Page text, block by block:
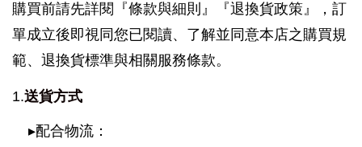
購買前請先詳閱『條款與細則』『退換貨政策』，訂
單成立後即視同您已閱讀、了解並同意本店之購買規
範、退換貨標準與相關服務條款。
1.送貨方式
▸配合物流：